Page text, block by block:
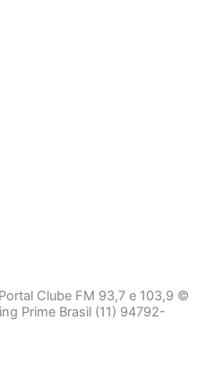
Clube FM 93,7 e 103,9 ©
Prime Brasil (11) 94792-